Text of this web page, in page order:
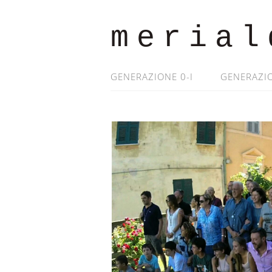
GENERAZIONE 0-I